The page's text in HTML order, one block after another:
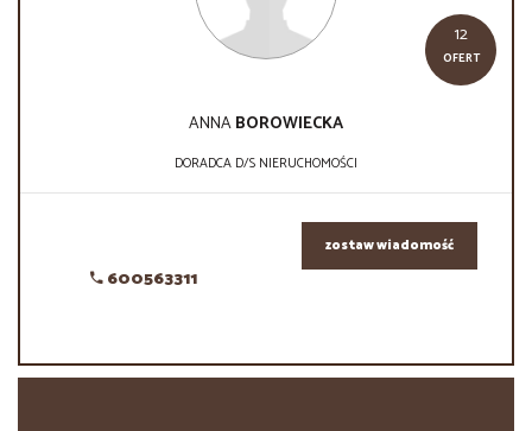
12
OFERT
ANNABOROWIECKA
DORADCA D/S NIERUCHOMOŚCI
600563311
zostaw wiadomość